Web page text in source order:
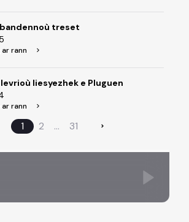
treset
ar rann
levrioù liesyezhek e Pluguen
ar rann
rann
1 2 ... 31